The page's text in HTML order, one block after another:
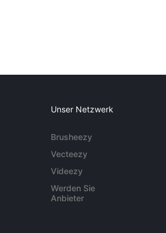
Unser Netzwerk
Brusheezy
Vecteezy
Videezy
Werden Sie
Anbieter